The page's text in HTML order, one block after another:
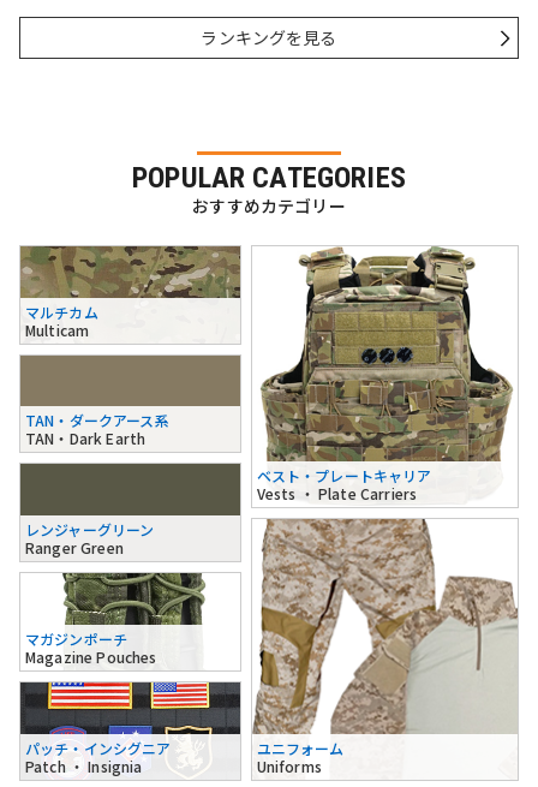
ランキングを見る
POPULAR CATEGORIES
おすすめカテゴリー
マルチカム
Multicam
TAN・ダークアース系
TAN・Dark Earth
レンジャーグリーン
Ranger Green
ベスト・プレートキャリア
Vests ・ Plate Carriers
マガジンポーチ
Magazine Pouches
パッチ・インシグニア
Patch ・ Insignia
ユニフォーム
Uniforms